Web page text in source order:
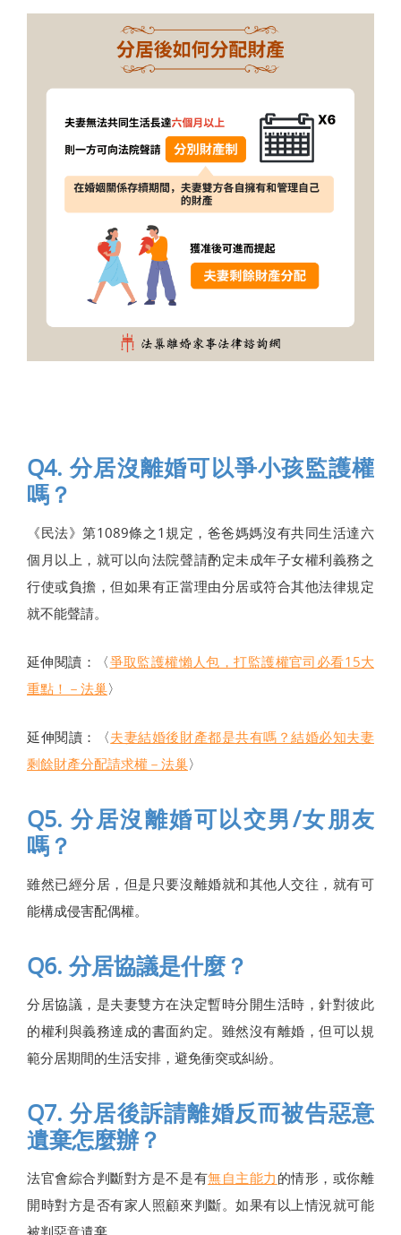
Q4. 分居沒離婚可以爭小孩監護權
嗎？
《民法》第1089條之1規定，爸爸媽媽沒有共同生活達六
個月以上，就可以向法院聲請酌定未成年子女權利義務之
行使或負擔，但如果有正當理由分居或符合其他法律規定
就不能聲請。
延伸閱讀：〈爭取監護權懶人包，打監護權官司必看15大
重點！－法巢〉
延伸閱讀：〈夫妻結婚後財產都是共有嗎？結婚必知夫妻
剩餘財產分配請求權－法巢〉
Q5. 分居沒離婚可以交男/女朋友
嗎？
雖然已經分居，但是只要沒離婚就和其他人交往，就有可
能構成侵害配偶權。
Q6. 分居協議是什麼？
分居協議，是夫妻雙方在決定暫時分開生活時，針對彼此
的權利與義務達成的書面約定。雖然沒有離婚，但可以規
範分居期間的生活安排，避免衝突或糾紛。
Q7. 分居後訴請離婚反而被告惡意
遺棄怎麼辦？
法官會綜合判斷對方是不是有無自主能力 的情形，或你離
開時對方是否有家人照顧來判斷。如果有以上情況就可能
被判惡意遺棄。